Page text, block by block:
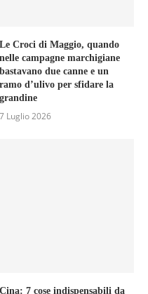
Le Croci di Maggio, quando
nelle campagne marchigiane
bastavano due canne e un
ramo d’ulivo per sfidare la
grandine
7 Luglio 2026
Cina: 7 cose indispensabili da